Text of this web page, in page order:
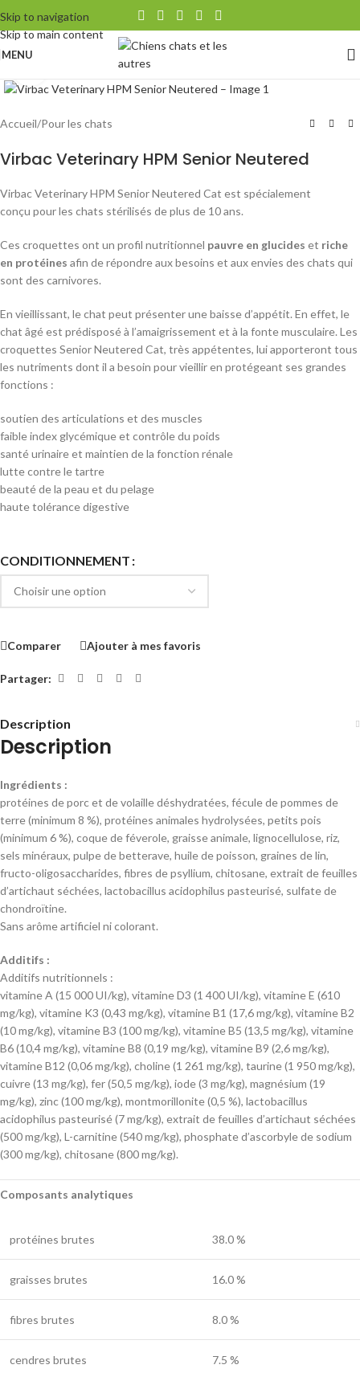
Skip to navigation
Skip to main content
MENU
Accueil/Pour les chats
Virbac Veterinary HPM Senior Neutered
Virbac Veterinary HPM Senior Neutered Cat est spécialement
conçu pour les chats stérilisés de plus de 10 ans.
Ces croquettes ont un profil nutritionnel pauvre en glucides et riche
en protéines afin de répondre aux besoins et aux envies des chats qui
sont des carnivores.
En vieillissant, le chat peut présenter une baisse d’appétit. En effet, le
chat âgé est prédisposé à l’amaigrissement et à la fonte musculaire. Les
croquettes Senior Neutered Cat, très appétentes, lui apporteront tous
les nutriments dont il a besoin pour vieillir en protégeant ses grandes
fonctions :
soutien des articulations et des muscles
faible index glycémique et contrôle du poids
santé urinaire et maintien de la fonction rénale
lutte contre le tartre
beauté de la peau et du pelage
haute tolérance digestive
CONDITIONNEMENT
Comparer Ajouter à mes favoris
Partager:
Description
Description
Ingrédients :
protéines de porc et de volaille déshydratées, fécule de pommes de
terre (minimum 8 %), protéines animales hydrolysées, petits pois
(minimum 6 %), coque de féverole, graisse animale, lignocellulose, riz,
sels minéraux, pulpe de betterave, huile de poisson, graines de lin,
fructo-oligosaccharides, fibres de psyllium, chitosane, extrait de feuilles
d’artichaut séchées, lactobacillus acidophilus pasteurisé, sulfate de
chondroïtine.
Sans arôme artificiel ni colorant.
Additifs :
Additifs nutritionnels :
vitamine A (15 000 UI/kg), vitamine D3 (1 400 UI/kg), vitamine E (610
mg/kg), vitamine K3 (0,43 mg/kg), vitamine B1 (17,6 mg/kg), vitamine B2
(10 mg/kg), vitamine B3 (100 mg/kg), vitamine B5 (13,5 mg/kg), vitamine
B6 (10,4 mg/kg), vitamine B8 (0,19 mg/kg), vitamine B9 (2,6 mg/kg),
vitamine B12 (0,06 mg/kg), choline (1 261 mg/kg), taurine (1 950 mg/kg),
cuivre (13 mg/kg), fer (50,5 mg/kg), iode (3 mg/kg), magnésium (19
mg/kg), zinc (100 mg/kg), montmorillonite (0,5 %), lactobacillus
acidophilus pasteurisé (7 mg/kg), extrait de feuilles d’artichaut séchées
(500 mg/kg), L-carnitine (540 mg/kg), phosphate d’ascorbyle de sodium
(300 mg/kg), chitosane (800 mg/kg).
Composants analytiques
protéines brutes 38.0 %
graisses brutes 16.0 %
fibres brutes 8.0 %
cendres brutes 7.5 %